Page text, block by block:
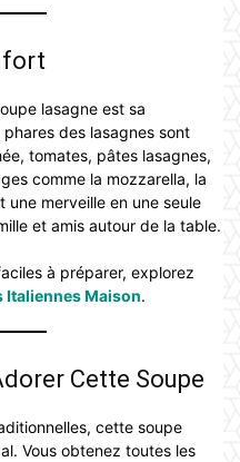
lasagne est sa
des lasagnes sont
tomates, pâtes lasagnes,
comme la mozzarella, la
merveille en une seule
et amis autour de la table.
à préparer, explorez
Italiennes Maison.
Cette Soupe
cette soupe
Vous obtenez toutes les